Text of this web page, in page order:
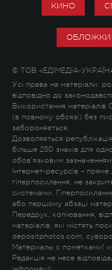
КИНО
ОБЛОЖКИ
© ТОВ «ЕДІМЕДІА-
Усі права на матеріали,
відповідно до
Використання матеріалів
(в повному обсязі) без
забороняється.
Дозволяється
більше 250 знаків для
обов'язковим
Інтернет-ресурсів –
гіперпосилання, не
системами.
або першому абзаці
Передрук, копіювання,
матеріалів, які містять
depositphotos.com,
Материалы с пометками! и
Редакція не несе